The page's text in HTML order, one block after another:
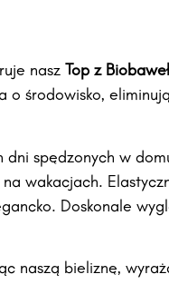
nasz Top z
środowisko,
spędzonych w
wakacjach.
Doskonale
naszą bieliznę,